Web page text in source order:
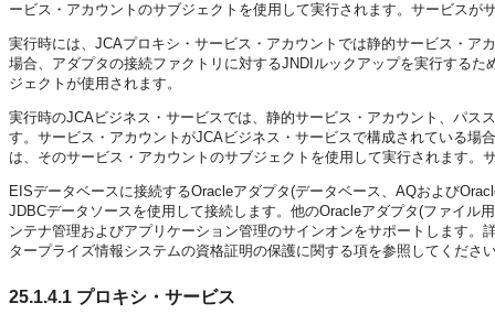
ービス・アカウントのサブジェクトを使用して実行されます。サービス
実行時には、JCAプロキシ・サービス・アカウントでは静的サービス・
場合、アダプタの接続ファクトリに対するJNDIルックアップを実行する
ジェクトが使用されます。
実行時のJCAビジネス・サービスでは、静的サービス・アカウント、パ
す。サービス・アカウントがJCAビジネス・サービスで構成されている
は、そのサービス・アカウントのサブジェクトを使用して実行されます
EISデータベースに接続するOracleアダプタ(データベース、AQおよび
JDBCデータソースを使用して接続します。他のOracleアダプタ(ファイル
ンテナ管理およびアプリケーション管理のサインオンをサポートします。
タープライズ情報システムの資格証明の保護に関する項を参照してくださ
25.1.4.1 プロキシ・サービス